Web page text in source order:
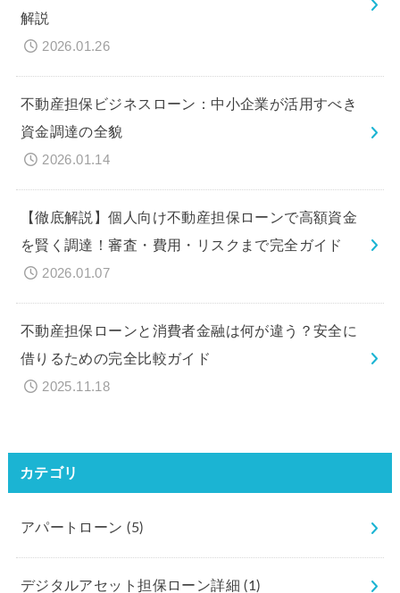
解説
2026.01.26
不動産担保ビジネスローン：中小企業が活用すべき
資金調達の全貌
2026.01.14
【徹底解説】個人向け不動産担保ローンで高額資金
を賢く調達！審査・費用・リスクまで完全ガイド
2026.01.07
不動産担保ローンと消費者金融は何が違う？安全に
借りるための完全比較ガイド
2025.11.18
カテゴリ
アパートローン(5)
デジタルアセット担保ローン詳細(1)